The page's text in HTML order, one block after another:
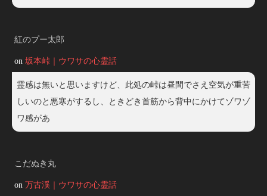
紅のプー太郎
on 坂本峠｜ウワサの心霊話
霊感は無いと思いますけど、此処の峠は昼間でさえ空気が重苦
しいのと悪寒がするし、ときどき首筋から背中にかけてゾワゾ
ワ感があ
こだぬき丸
on 万古渓｜ウワサの心霊話